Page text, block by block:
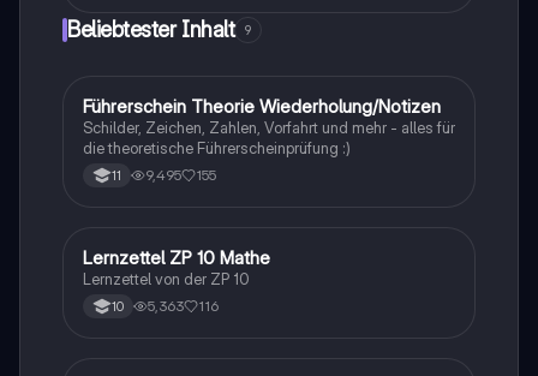
Beliebtester Inhalt 9
Lerntipps
Führerschein Theorie Wiederholung/Notizen
Schilder, Zeichen, Zahlen, Vorfahrt und mehr - alles für
die theoretische Führerscheinprüfung :)
11 9,495 155
Mathe
Lernzettel ZP 10 Mathe
Lernzettel von der ZP 10
10 5,363 116